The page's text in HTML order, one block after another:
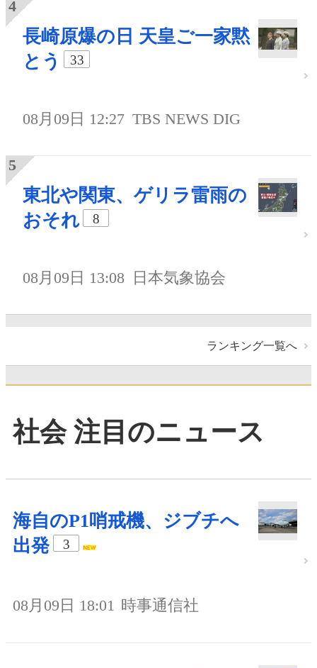
長崎原爆の日 天皇ご一家黙
とう
33
08月09日 12:27 TBS NEWS DIG
東北や関東、ゲリラ雷雨の
おそれ
8
08月09日 13:08 日本気象協会
ランキング一覧へ
社会 注目のニュース
海自のP1哨戒機、ジブチへ
出発
3
08月09日 18:01 時事通信社